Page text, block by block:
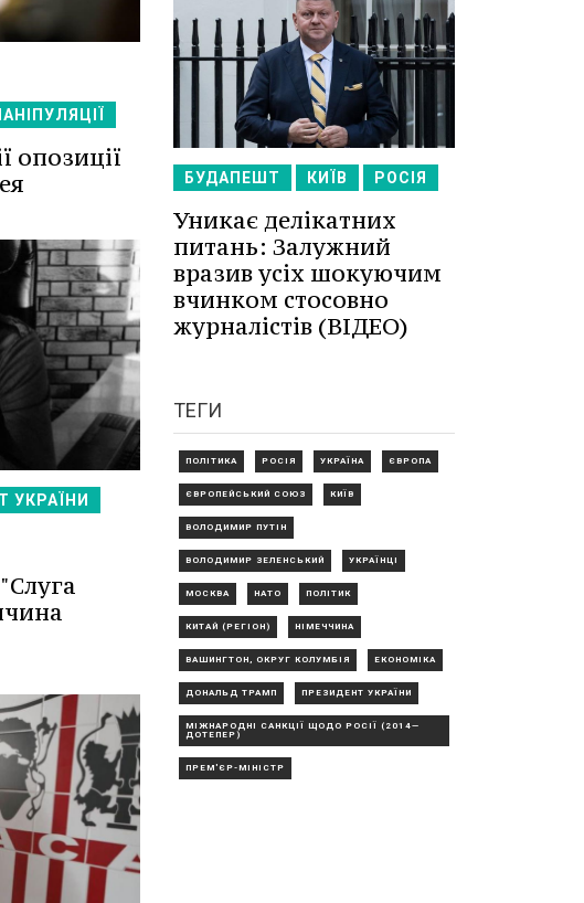
опозиції
УКРАЇНИ
БУДАПЕШТ КИЇВ РОСІЯ
Уникає делікатних
питань: Залужний
вразив усіх шокуючим
вчинком стосовно
журналістів (ВІДЕО)
ТЕГИ
ПОЛІТИКА РОСІЯ УКРАЇНА ЄВРОПА
ЄВРОПЕЙСЬКИЙ СОЮЗ КИЇВ
ВОЛОДИМИР ПУТІН
ВОЛОДИМИР ЗЕЛЕНСЬКИЙ УКРАЇНЦІ
МОСКВА НАТО ПОЛІТИК
КИТАЙ (РЕГІОН) НІМЕЧЧИНА
ВАШИНГТОН, ОКРУГ КОЛУМБІЯ ЕКОНОМІКА
ДОНАЛЬД ТРАМП ПРЕЗИДЕНТ УКРАЇНИ
МІЖНАРОДНІ САНКЦІЇ ЩОДО РОСІЇ (2014—
ДОТЕПЕР)
ПРЕМ'ЄР-МІНІСТР